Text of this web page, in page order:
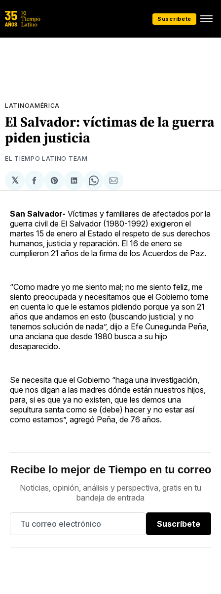
Suscríbete
LATINOAMÉRICA
El Salvador: víctimas de la guerra
piden justicia
EL TIEMPO LATINO TEAM
𝕏
Compartir
en
Share
on
Compartir
en
Share
on
Compartir
via
San Salvador- Víctimas y familiares de afectados por la
guerra civil de El Salvador (1980-1992) exigieron el
martes 15 de enero al Estado el respeto de sus derechos
humanos, justicia y reparación. El 16 de enero se
cumplieron 21 años de la firma de los Acuerdos de Paz.
“Como madre yo me siento mal; no me siento feliz, me
siento preocupada y necesitamos que el Gobierno tome
en cuenta lo que le estamos pidiendo porque ya son 21
años que andamos en esto (buscando justicia) y no
tenemos solución de nada”, dijo a Efe Cunegunda Peña,
una anciana que desde 1980 busca a su hijo
desaparecido.
Se necesita que el Gobierno “haga una investigación,
que nos digan a las madres dónde están nuestros hijos,
para, si es que ya no existen, que les demos una
sepultura santa como se (debe) hacer y no estar así
como estamos”, agregó Peña, de 76 años.
Recibe lo mejor de Tiempo en tu correo
Noticias, opinión, análisis y perspectiva, gratis en tu
bandeja de entrada
Suscríbete